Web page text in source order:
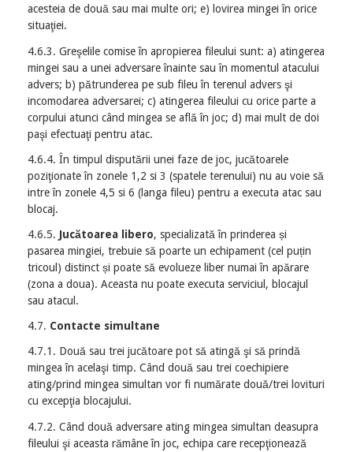
acesteia de două sau mai multe ori; e) lovirea mingei în orice
situaţiei.
4.6.3. Greşelile comise în apropierea fileului sunt: a) atingerea
mingei sau a unei adversare înainte sau în momentul atacului
advers; b) pătrunderea pe sub fileu în terenul advers şi
incomodarea adversarei; c) atingerea fileului cu orice parte a
corpului atunci când mingea se află în joc; d) mai mult de doi
paşi efectuaţi pentru atac.
4.6.4. În timpul disputării unei faze de joc, jucătoarele
poziţionate în zonele 1,2 si 3 (spatele terenului) nu au voie să
intre în zonele 4,5 si 6 (langa fileu) pentru a executa atac sau
blocaj.
4.6.5. Jucătoarea libero, specializată în prinderea și
pasarea mingiei, trebuie să poarte un echipament (cel puțin
tricoul) distinct și poate să evolueze liber numai în apărare
(zona a doua). Aceasta nu poate executa serviciul, blocajul
sau atacul.
4.7. Contacte simultane
4.7.1. Două sau trei jucătoare pot să atingă şi să prindă
mingea în acelaşi timp. Când două sau trei coechipiere
ating/prind mingea simultan vor fi numărate două/trei lovituri
cu excepţia blocajului.
4.7.2. Când două adversare ating mingea simultan deasupra
fileului şi aceasta rămâne în joc, echipa care recepţionează